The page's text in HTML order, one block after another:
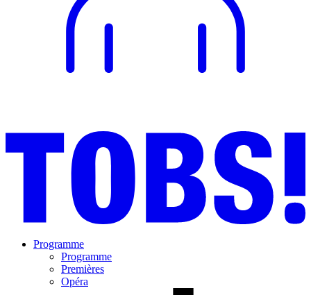
Programme
Programme
Premières
Opéra